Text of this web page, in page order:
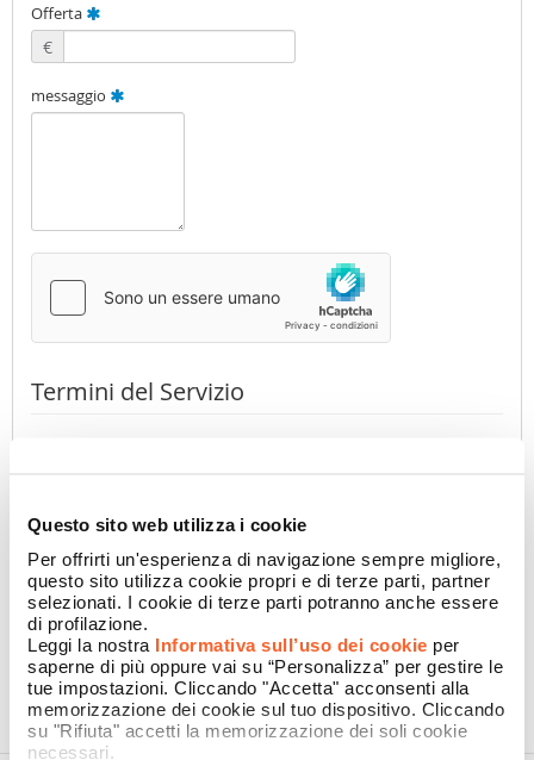
Questo sito web utilizza i cookie
Per offrirti un'esperienza di navigazione sempre migliore,
questo sito utilizza cookie propri e di terze parti, partner
selezionati. I cookie di terze parti potranno anche essere
di profilazione.
Leggi la nostra Informativa sull’uso dei cookie per
saperne di più oppure vai su “Personalizza” per gestire le
tue impostazioni. Cliccando "Accetta" acconsenti alla
memorizzazione dei cookie sul tuo dispositivo. Cliccando
su "Rifiuta" accetti la memorizzazione dei soli cookie
necessari.
Offerta
€
messaggio
Termini del Servizio
CONFERMA